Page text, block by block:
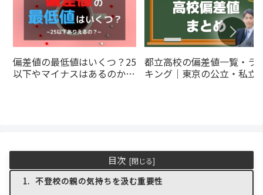
偏差値の最低値はいくつ？25
以下やマイナスはあるのかを
都立高校の偏差値一覧・ラ
キング｜東京の公立・私立
目次
不登校の親の気持ちを汲む重要性